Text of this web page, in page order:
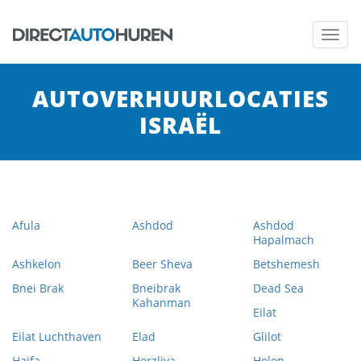
AUTOVERHUURLOCATIES
ISRAËL
Afula Ashdod
Ashdod
Hapalmach
Ashkelon
Beer Sheva
Betshemesh
Bnei Brak
Bneibrak
Kahanman
Dead Sea
Eilat
Eilat Luchthaven
Elad
Glilot